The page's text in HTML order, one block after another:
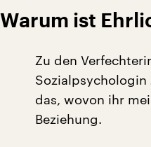
Warum ist
Zu den
Sozialpsychologin
das, wovon ihr
Beziehung.